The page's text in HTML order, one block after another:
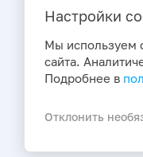
акциях и новостях
Настройки
Мы используем
сайта.
Подробнее в
Отклонить